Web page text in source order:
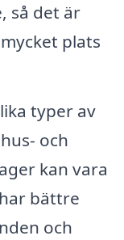
så det är
plats
typer av
och
kan vara
bättre
och